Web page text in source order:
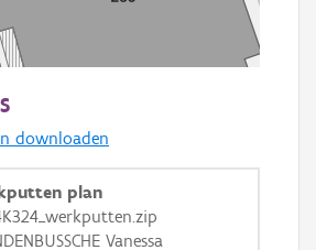
downloaden
plan
Vanessa